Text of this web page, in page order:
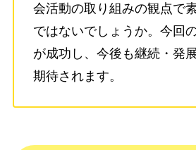
会活動の取り組みの観点で
ではないでしょうか。今回
が成功し、今後も継続・発
期待されます。